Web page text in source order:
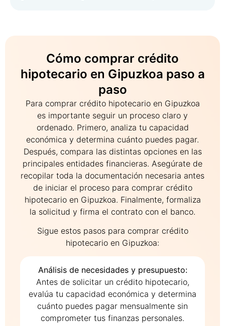
Cómo comprar crédito
hipotecario en Gipuzkoa paso a
paso
Para comprar crédito hipotecario en Gipuzkoa
es importante seguir un proceso claro y
ordenado. Primero, analiza tu capacidad
económica y determina cuánto puedes pagar.
Después, compara las distintas opciones en las
principales entidades financieras. Asegúrate de
recopilar toda la documentación necesaria antes
de iniciar el proceso para comprar crédito
hipotecario en Gipuzkoa. Finalmente, formaliza
la solicitud y firma el contrato con el banco.
Sigue estos pasos para comprar crédito
hipotecario en Gipuzkoa:
Análisis de necesidades y presupuesto:
Antes de solicitar un crédito hipotecario,
evalúa tu capacidad económica y determina
cuánto puedes pagar mensualmente sin
comprometer tus finanzas personales.